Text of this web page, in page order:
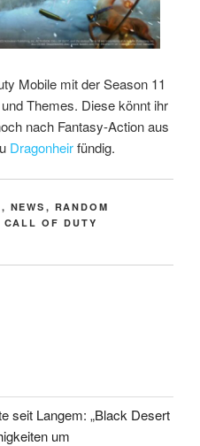
Mobile mit der Season 11
Themes. Diese könnt ihr
nach Fantasy-Action aus
Dragonheirfündig.
, NEWS , RANDOM
CALL OF DUTY
seit Langem: „Black Desert
um